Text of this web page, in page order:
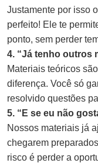
Justamente por isso
perfeito! Ele te
ponto, sem perder
4. “Já tenho outros
Materiais teóricos
diferença. Você só
resolvido questões
5. “E se eu não
Nossos materiais já
chegarem
risco é perder a